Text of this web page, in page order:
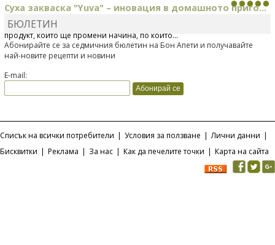
Суха закваска "Yuva" – иновация в домашното приго...
Отскоро Лесафр България стартира предлагането на изцяло нов
продукт, който ще промени начина, по който...
БЮЛЕТИН
Абонирайте се за седмичния бюлетин на Бон Апети и получавайте
най-новите рецепти и новини
E-mail:
Списък на всички потребители | Условия за ползване | Лични данни |
Бисквитки | Реклама | За нас | Как да печелите точки | Карта на сайта